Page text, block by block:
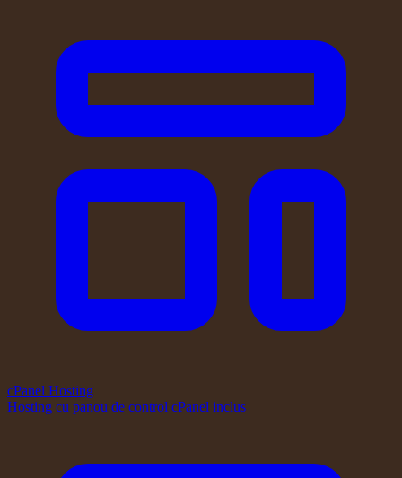
cPanel Hosting
Hosting cu panou de control cPanel inclus